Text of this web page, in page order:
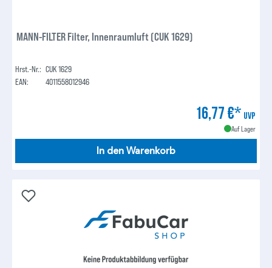
MANN-FILTER Filter, Innenraumluft (CUK 1629)
Hrst.-Nr.: CUK 1629
EAN:
4011558012946
16,77 €* UVP
Auf Lager
In den Warenkorb